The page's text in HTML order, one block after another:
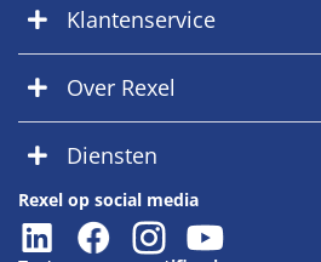
Klantenservice
Over Rexel
Diensten
Rexel op social media